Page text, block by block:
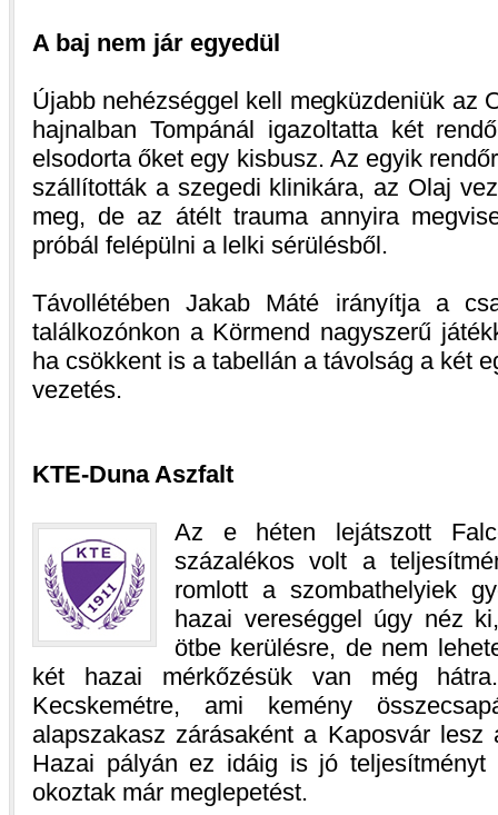
A baj nem jár egyedül
Újabb nehézséggel kell megküzdeniük az
hajnalban Tompánál igazoltatta két
elsodorta őket egy kisbusz. Az egyik
szállították a szegedi klinikára, az Olaj
meg, de az átélt trauma annyira
próbál felépülni a lelki sérülésből.
Távollétében Jakab Máté irányítja a
találkozónkon a Körmend nagyszerű
ha csökkent is a tabellán a távolság a két
vezetés.
KTE-Duna Aszfalt
Az e héten lejátszott
százalékos volt a
romlott a szombathelyiek
hazai vereséggel úgy néz
ötbe kerülésre, de nem
két hazai mérkőzésük van még
Kecskemétre, ami kemény
alapszakasz zárásaként a Kaposvár
Hazai pályán ez idáig is jó teljesítményt
okoztak már meglepetést.